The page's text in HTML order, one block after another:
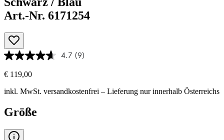
Art.-Nr. 6171254
4.7 (9)
€ 119,00
inkl. MwSt. versandkostenfrei – Lieferung nur innerhalb Österreichs
Größe